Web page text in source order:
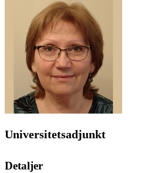
Universitetsadjunkt
Detaljer